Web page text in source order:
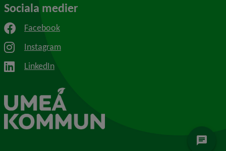
Sociala medier
Facebook
Instagram
LinkedIn
chat